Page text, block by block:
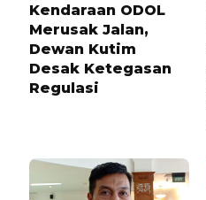
Kendaraan ODOL
Merusak Jalan,
Dewan Kutim
Desak Ketegasan
Regulasi